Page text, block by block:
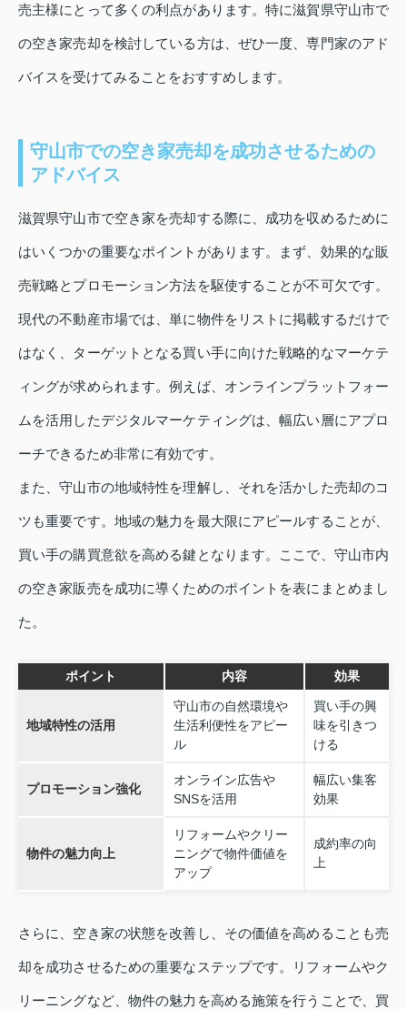
売主様にとって多くの利点があります。特に滋賀県守山市で
の空き家売却を検討している方は、ぜひ一度、専門家のアド
バイスを受けてみることをおすすめします。
守山市での空き家売却を成功させるための
アドバイス
滋賀県守山市で空き家を売却する際に、成功を収めるために
はいくつかの重要なポイントがあります。まず、効果的な販
売戦略とプロモーション方法を駆使することが不可欠です。
現代の不動産市場では、単に物件をリストに掲載するだけで
はなく、ターゲットとなる買い手に向けた戦略的なマーケテ
ィングが求められます。例えば、オンラインプラットフォー
ムを活用したデジタルマーケティングは、幅広い層にアプロ
ーチできるため非常に有効です。
また、守山市の地域特性を理解し、それを活かした売却のコ
ツも重要です。地域の魅力を最大限にアピールすることが、
買い手の購買意欲を高める鍵となります。ここで、守山市内
の空き家販売を成功に導くためのポイントを表にまとめまし
た。
ポイント 内容 効果
地域特性の活用
守山市の自然環境や
生活利便性をアピー
ル
買い手の興
味を引きつ
ける
プロモーション強化
オンライン広告や
SNSを活用
幅広い集客
効果
物件の魅力向上
リフォームやクリー
ニングで物件価値を
アップ
成約率の向
上
さらに、空き家の状態を改善し、その価値を高めることも売
却を成功させるための重要なステップです。リフォームやク
リーニングなど、物件の魅力を高める施策を行うことで、買